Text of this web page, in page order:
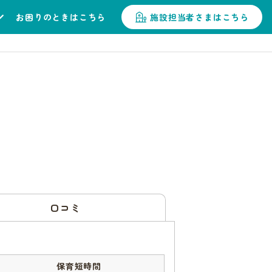
お困りのときはこちら 施設担当者さまはこちら
口コミ
保育短時間